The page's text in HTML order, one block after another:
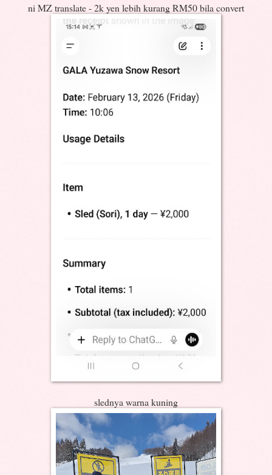
ni MZ translate - 2k yen lebih kurang RM50 bila convert
slednya warna kuning